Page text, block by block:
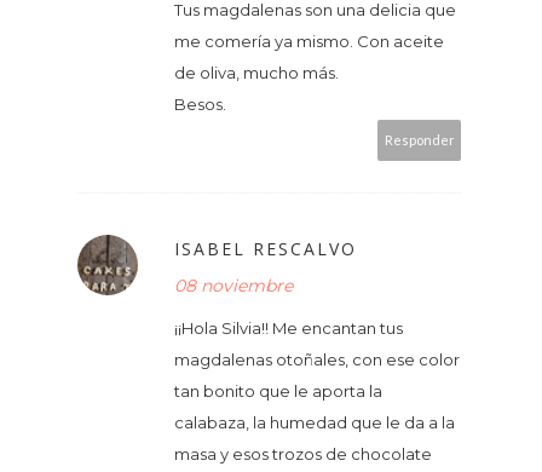
Tus magdalenas son una delicia que
me comería ya mismo. Con aceite
de oliva, mucho más.
Besos.
Responder
ISABEL RESCALVO
08 noviembre
¡¡Hola Silvia!! Me encantan tus
magdalenas otoñales, con ese color
tan bonito que le aporta la
calabaza, la humedad que le da a la
masa y esos trozos de chocolate